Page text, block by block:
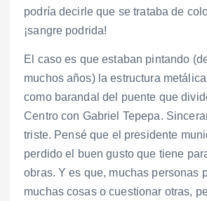
podría decirle que se trataba de
¡sangre podrida!
El caso es que estaban pintando
muchos años) la estructura
como barandal del puente que
Centro con Gabriel Tepepa.
triste. Pensé que el presidente
perdido el buen gusto que tiene
obras. Y es que, muchas personas
muchas cosas o cuestionar otras,